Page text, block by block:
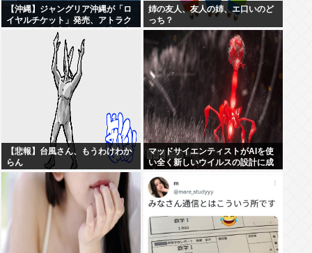
【沖縄】ジャングリア沖縄が「ロ
イヤルチケット」発売、アトラク
ションの優先案内などの特典…大
人2万9700円
姉の友人、友人の姉、エ口いのど
っち？
【悲報】台風さん、もうわけわか
らん
マッドサイエンティストがAIを使
い全く新しいウイルスの設計に成